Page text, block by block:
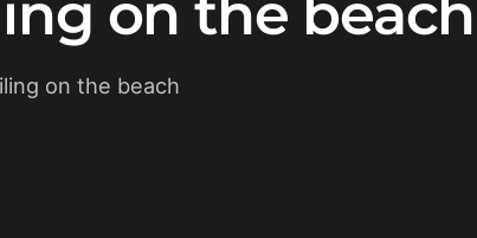
on the beach
on the beach